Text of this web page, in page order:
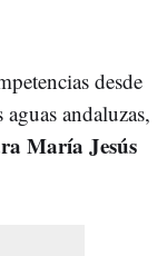
desde
andaluzas,
María Jesús